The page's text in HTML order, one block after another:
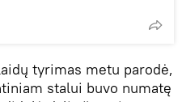
tyrimas metu parodė,
stalui buvo numatę